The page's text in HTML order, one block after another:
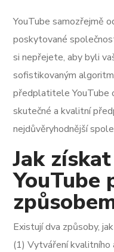
YouTube samozřejmě
poskytované
si nepřejete, aby byli
sofistikovaným
předplatitele YouTube
skutečné a kvalitní
nejdůvěryhodnější
Jak
YouTube
Existují dva způsoby,
(1) Vytváření kvalitního